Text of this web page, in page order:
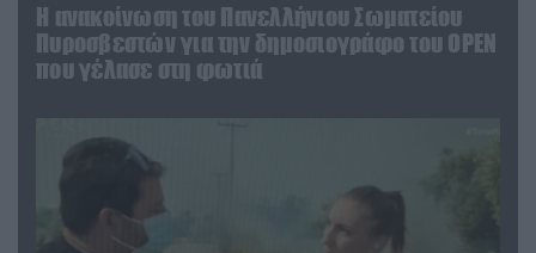
Η ανακοίνωση του Πανελλήνιου Σωματείου
Πυροσβεστών για την δημοσιογράφο του OPEN
που γέλασε στη φωτιά